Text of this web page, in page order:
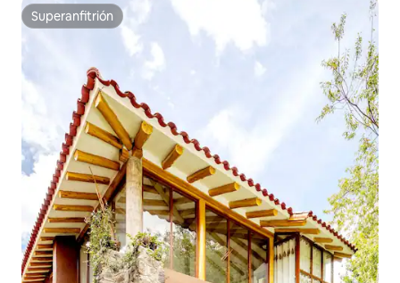
Superanfitrión
Superanfitrión